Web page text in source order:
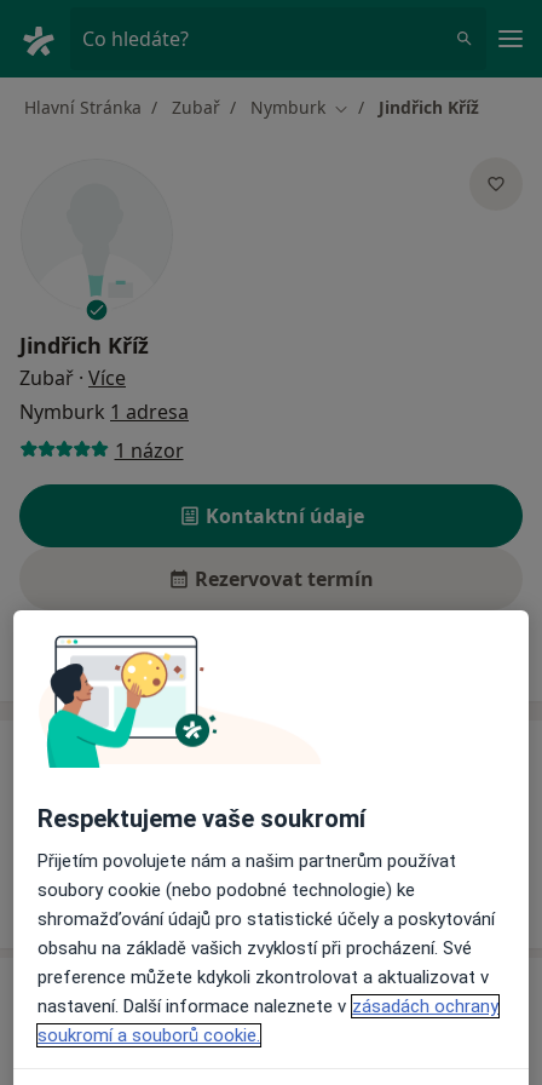
Co hledáte?
Hlavní Stránka Zubař Nymburk Změna města
Jindřich Kříž
Jindřich Kříž
Zubař · Více
Nymburk 1 adresa
1 názor
Kontaktní údaje
Rezervovat termín
Ceník Adresy
Ceník
Informace o službách a cenách nejsou k dispozici
Tento specialista ještě nepřidával žádné informace o
svých službách.
Adresa
Soukromá klinická mikrobiologie
Respektujeme vaše soukromí
Přijetím povolujete nám a našim partnerům používat
soubory cookie (nebo podobné technologie) ke
shromažďování údajů pro statistické účely a poskytování
obsahu na základě vašich zvyklostí při procházení. Své
preference můžete kdykoli zkontrolovat a aktualizovat v
nastavení. Další informace naleznete v zásadách ochrany
soukromí a souborů cookie.